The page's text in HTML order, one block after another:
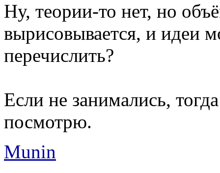
Ну, теории-то нет, но
вырисовывается, и идеи
перечислить?
Если не занимались,
посмотрю.
Munin